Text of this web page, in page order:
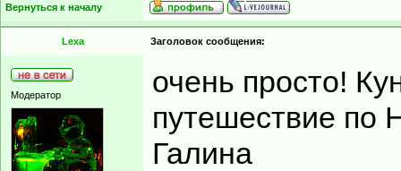
Вернуться к началу
Lexa Заголовок сообщения:
Модератор
очень просто!
путешествие по
Галина